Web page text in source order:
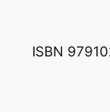
ISBN